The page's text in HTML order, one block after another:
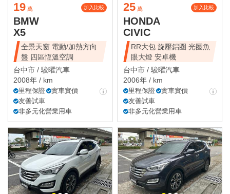
19 萬 加入比較
BMW
X5
全景天窗 電動/加熱方向
盤 四區恆溫空調
台中市 /駿曜汽車
2008年 / km
里程保證
實車實價
友善試車
非多元化營業用車
25 萬 加入比較
HONDA
CIVIC
RR大包 旋壓鋁圈 光圈魚
眼大燈 安卓機
台中市 /駿曜汽車
2006年 / km
里程保證
實車實價
友善試車
非多元化營業用車